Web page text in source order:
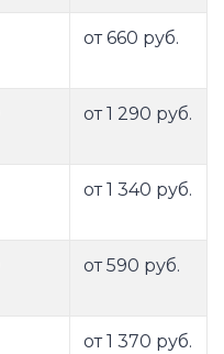
от 660 руб.
от 1 290 руб.
от 1 340 руб.
от 590 руб.
от 1 370 руб.